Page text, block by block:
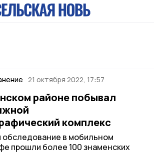
21 октября 2022, 17:57
районе побывал
комплекс
обследование в мобильном
прошли более 100 знаменских